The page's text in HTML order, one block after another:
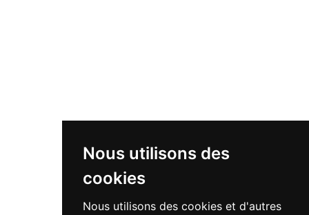
Nous utilisons des
cookies
Nous utilisons des cookies et d'autres